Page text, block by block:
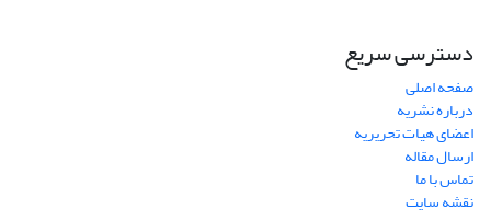
دسترسی سریع
صفحه اصلی
درباره نشریه
اعضای هیات تحریریه
ارسال مقاله
تماس با ما
نقشه سایت